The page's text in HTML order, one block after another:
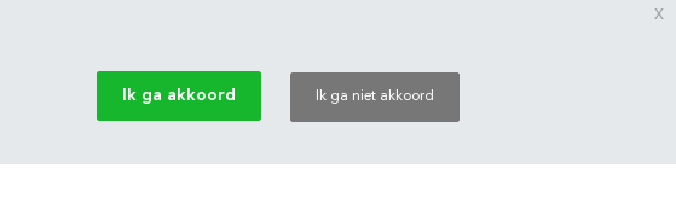
Ik ga akkoord Ik ga niet akkoord
x